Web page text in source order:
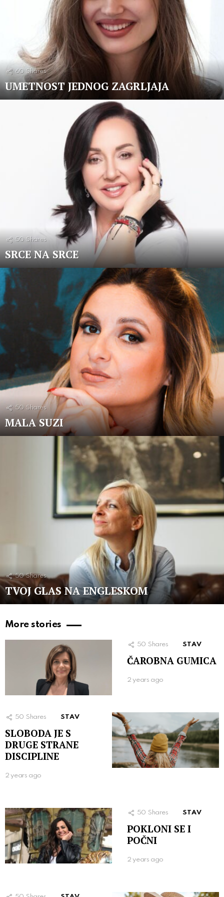
60 Shares
UMETNOST JEDNOG ZAGRLJAJA
50 Shares
SRCE NA SRCE
50 Shares
MALA SUZI
50 Shares
TVOJ GLAS NA ENGLESKOM
More stories
50 Shares STAV
ČAROBNA GUMICA
2 years ago
50 Shares STAV
SLOBODA JE S
DRUGE STRANE
DISCIPLINE
2 years ago
50 Shares STAV
POKLONI SE I
POČNI
2 years ago